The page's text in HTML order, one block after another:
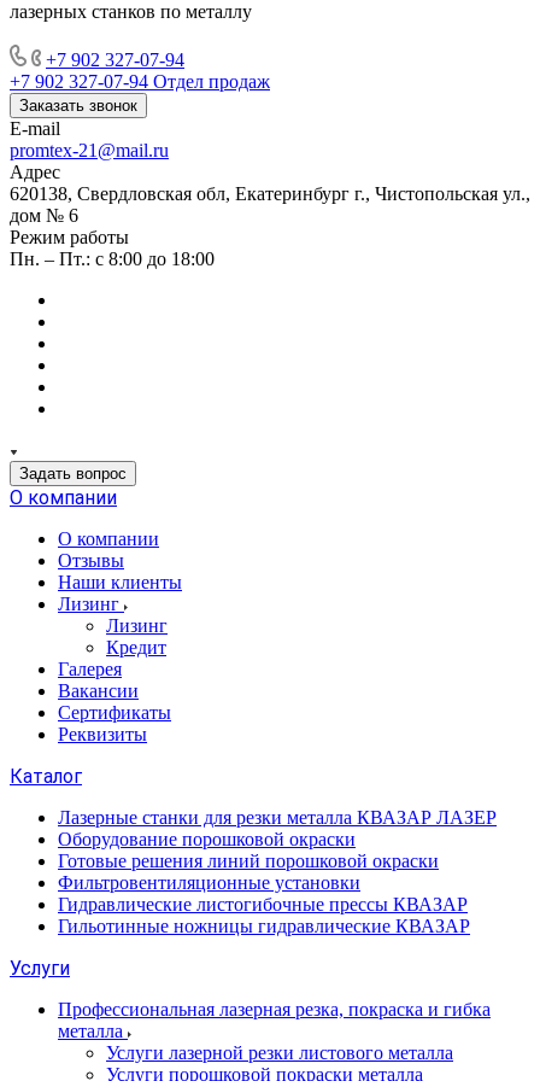
лазерных станков по металлу
+7 902 327-07-94
+7 902 327-07-94 Отдел продаж
Заказать звонок
E-mail
promtex-21@mail.ru
Адрес
620138, Свердловская обл, Екатеринбург г., Чистопольская ул.,
дом № 6
Режим работы
Пн. – Пт.: с 8:00 до 18:00
Задать вопрос
О компании
О компании
Отзывы
Наши клиенты
Лизинг
Лизинг
Кредит
Галерея
Вакансии
Сертификаты
Реквизиты
Каталог
Лазерные станки для резки металла КВАЗАР ЛАЗЕР
Оборудование порошковой окраски
Готовые решения линий порошковой окраски
Фильтровентиляционные установки
Гидравлические листогибочные прессы КВАЗАР
Гильотинные ножницы гидравлические КВАЗАР
Услуги
Профессиональная лазерная резка, покраска и гибка
металла
Услуги лазерной резки листового металла
Услуги порошковой покраски металла